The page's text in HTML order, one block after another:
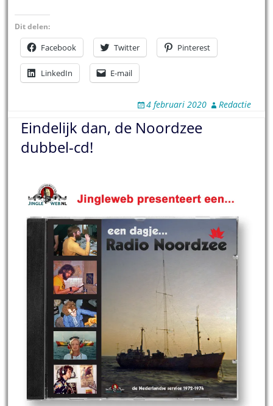
Dit delen:
Facebook Twitter Pinterest
LinkedIn E-mail
4 februari 2020 Redactie
Eindelijk dan, de Noordzee
dubbel-cd!